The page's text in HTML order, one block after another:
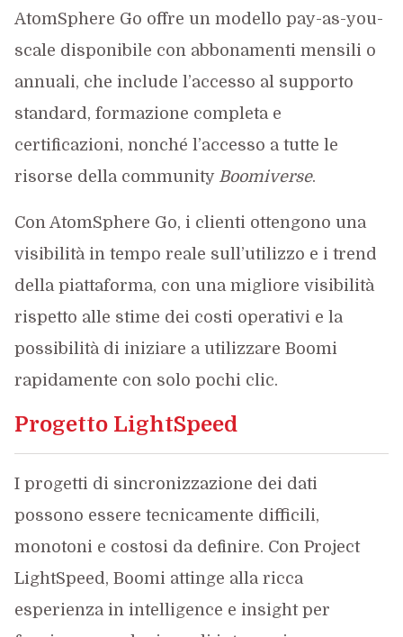
AtomSphere Go offre un modello pay-as-you-
scale disponibile con abbonamenti mensili o
annuali, che include l’accesso al supporto
standard, formazione completa e
certificazioni, nonché l’accesso a tutte le
risorse della community Boomiverse.
Con AtomSphere Go, i clienti ottengono una
visibilità in tempo reale sull’utilizzo e i trend
della piattaforma, con una migliore visibilità
rispetto alle stime dei costi operativi e la
possibilità di iniziare a utilizzare Boomi
rapidamente con solo pochi clic.
Progetto LightSpeed
I progetti di sincronizzazione dei dati
possono essere tecnicamente difficili,
monotoni e costosi da definire. Con Project
LightSpeed, Boomi attinge alla ricca
esperienza in intelligence e insight per